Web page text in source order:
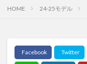
HOME 24-25モデル